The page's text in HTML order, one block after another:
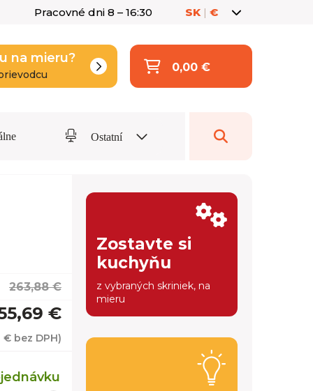
Pracovné dni 8 – 16:30 SK | €
na mieru?
0,00 €
Ostatní
263,88 €
€
€ bez DPH)
Zostavte si
kuchyňu
z vybraných skriniek, na
mieru